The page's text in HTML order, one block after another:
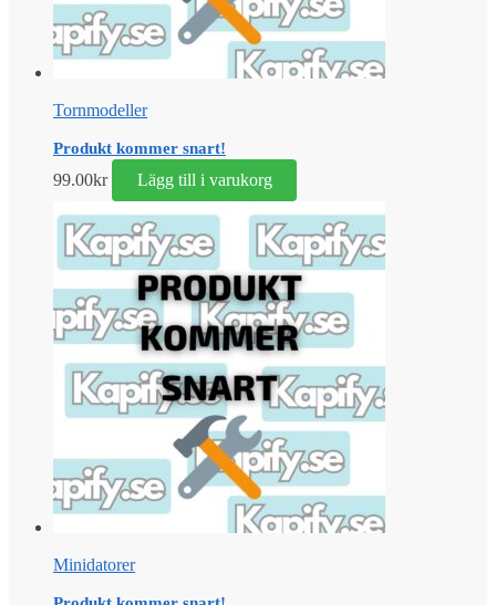
Tornmodeller
Produkt kommer snart!
99.00kr Lägg till i varukorg
Minidatorer